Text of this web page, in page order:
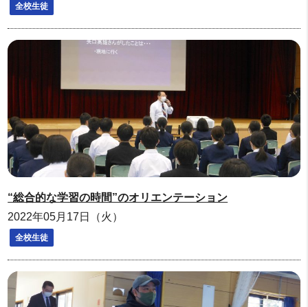
全校生徒
“総合的な学習の時間”のオリエンテーション
2022年05月17日（火）
全校生徒